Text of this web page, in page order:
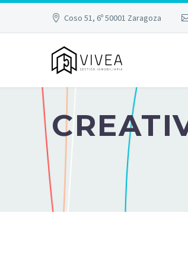
Coso 51, 6º 50001 Zaragoza